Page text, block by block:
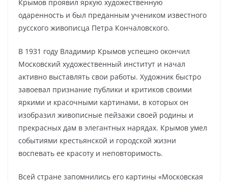
Крымов проявил яркую художественную
одаренность и был преданным учеником известного
русского живописца Петра Кончаловского.
В 1931 году Владимир Крымов успешно окончил
Московский художественный институт и начал
активно выставлять свои работы. Художник быстро
завоевал признание публики и критиков своими
яркими и красочными картинами, в которых он
изобразил живописные пейзажи своей родины и
прекрасных дам в элегантных нарядах. Крымов умел
событиями крестьянской и городской жизни
воспевать ее красоту и неповторимость.
Всей стране запомнились его картины «Московская